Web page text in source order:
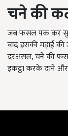
चने की
जब फसल पक कर
बाद इसकी मड़ाई
दरअसल, चने की
इकट्ठा करके दाने